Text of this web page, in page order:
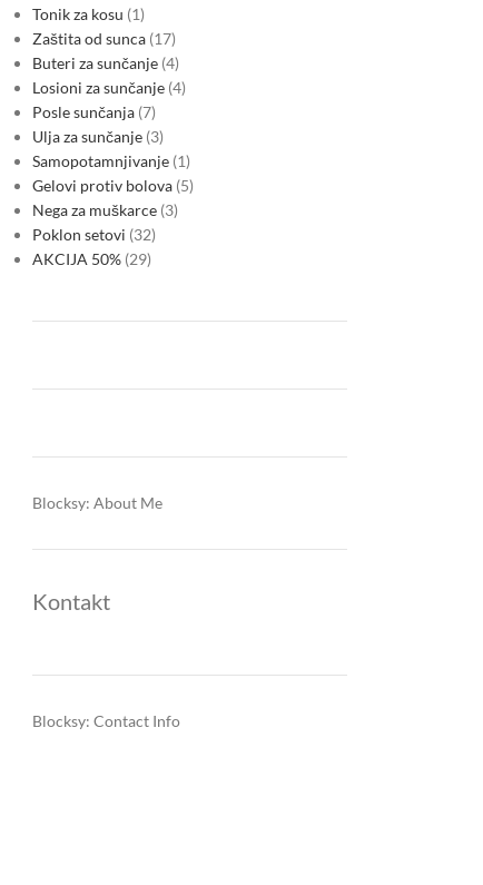
Predložena Južna gasna interkonekcija dobija komercijalno i
geopolitičko opravdanje jer bi LNG dopreman preko
hrvatskog terminala Krk mogao biti oko 38% jeftiniji od
postojećih isporuka ruskog…
Tonik za kosu 1
Zaštita od sunca 17
Buteri za sunčanje 4
Losioni za sunčanje 4
Posle sunčanja 7
Ulja za sunčanje 3
Samopotamnjivanje 1
Gelovi protiv bolova 5
Nega za muškarce 3
Poklon setovi 32
AKCIJA 50% 29
Blocksy: About Me
Kontakt
Blocksy: Contact Info